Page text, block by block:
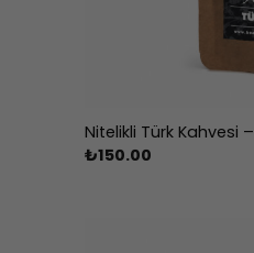
Nitelikli Türk Kahvesi
₺150.00